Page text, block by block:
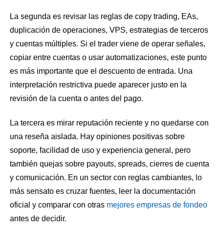
La segunda es revisar las reglas de copy trading, EAs,
duplicación de operaciones, VPS, estrategias de terceros
y cuentas múltiples. Si el trader viene de operar señales,
copiar entre cuentas o usar automatizaciones, este punto
es más importante que el descuento de entrada. Una
interpretación restrictiva puede aparecer justo en la
revisión de la cuenta o antes del pago.
La tercera es mirar reputación reciente y no quedarse con
una reseña aislada. Hay opiniones positivas sobre
soporte, facilidad de uso y experiencia general, pero
también quejas sobre payouts, spreads, cierres de cuenta
y comunicación. En un sector con reglas cambiantes, lo
más sensato es cruzar fuentes, leer la documentación
oficial y comparar con otras mejores empresas de fondeo
antes de decidir.